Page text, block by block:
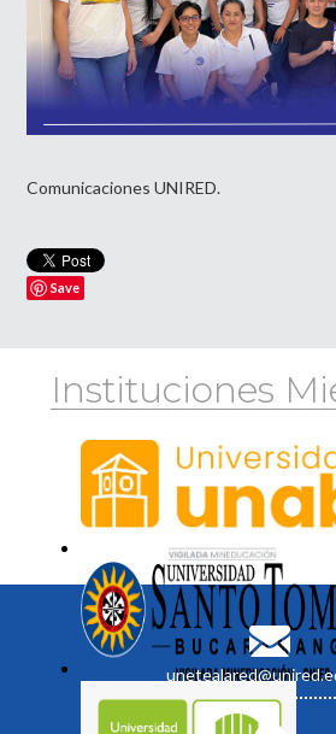
Comunicaciones UNIRED.
Save
Instituciones